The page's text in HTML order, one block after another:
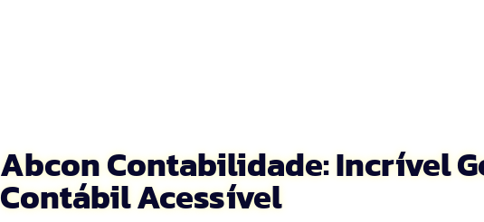
Abcon Contabilidade: Incrível
Contábil Acessível